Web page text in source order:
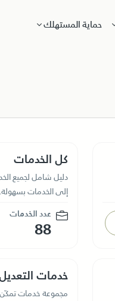
حماية المستهلك
كل الخدمات
دليل شامل لجميع
إلى الخدمات بسهولة.
عدد الخدمات
88
خدمات
مجموعة خدمات تمكّن